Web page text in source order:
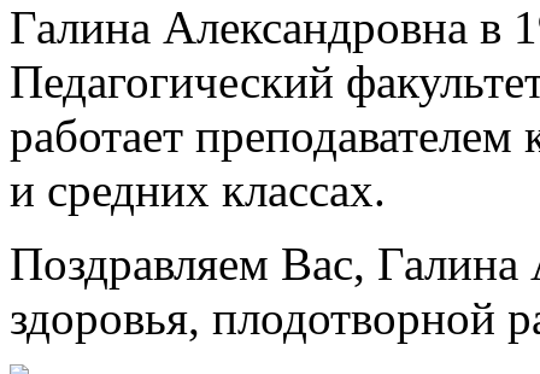
Галина Александровна в
Педагогический
работает
и средних классах.
Поздравляем Вас,
здоровья, плодотворной